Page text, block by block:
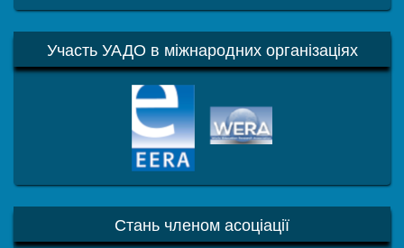
Участь УАДО в міжнародних організаціях
Стань членом асоціації